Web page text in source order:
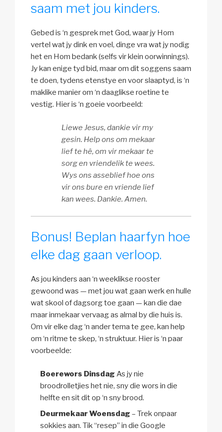
saam met jou kinders.
Gebed is ‘n gesprek met God, waar jy Hom
vertel wat jy dink en voel, dinge vra wat jy nodig
het en Hom bedank (selfs vir klein oorwinnings).
Jy kan enige tyd bid, maar om dit soggens saam
te doen, tydens etenstye en voor slaaptyd, is ‘n
maklike manier om ‘n daaglikse roetine te
vestig. Hier is ‘n goeie voorbeeld:
Liewe Jesus, dankie vir my
gesin. Help ons om mekaar
lief te hê, om vir mekaar te
sorg en vriendelik te wees.
Wys ons asseblief hoe ons
vir ons bure en vriende lief
kan wees. Dankie. Amen.
Bonus! Beplan haarfyn hoe
elke dag gaan verloop.
As jou kinders aan ‘n weeklikse rooster
gewoond was — met jou wat gaan werk en hulle
wat skool of dagsorg toe gaan — kan die dae
maar inmekaar vervaag as almal by die huis is.
Om vir elke dag ‘n ander tema te gee, kan help
om ‘n ritme te skep, ‘n struktuur. Hier is ‘n paar
voorbeelde:
Boerewors Dinsdag As jy nie
broodrolletjies het nie, sny die wors in die
helfte en sit dit op ‘n sny brood.
Deurmekaar Woensdag – Trek onpaar
sokkies aan. Tik “resep” in die Google